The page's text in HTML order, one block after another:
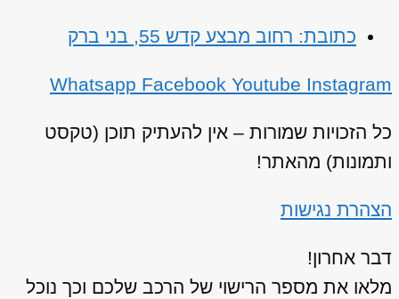
כתובת: רחוב מבצע קדש 55, בני ברק
Whatsapp Facebook Youtube Instagram
כל הזכויות שמורות – אין להעתיק תוכן (טקסט
ותמונות) מהאתר!
הצהרת נגישות
דבר אחרון!
מלאו את מספר הרישוי של הרכב שלכם וכך נוכל